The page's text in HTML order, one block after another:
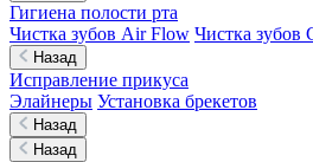
Гигиена полости рта
Чистка зубов Air Flow Чистка зубов
Назад
Исправление прикуса
Элайнеры Установка брекетов
Назад
Назад